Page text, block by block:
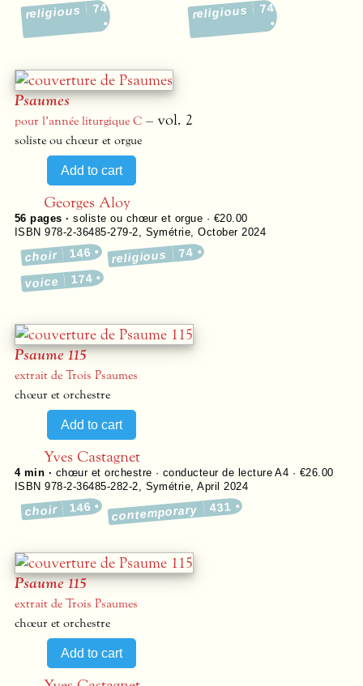
religious 74 religious 74
Psaumes
pour l’année liturgique C – vol. 2
soliste ou chœur et orgue
Georges Aloy
56 pages ·soliste ou chœur et orgue · €20.00
ISBN 978-2-36485-279-2
Symétrie ,October 2024
choir 146 religious 74
voice 174
Psaume 115
extrait de Trois Psaumes
chœur et orchestre
Yves Castagnet
4 min · chœur et orchestre · conducteur de lecture A4 · €26.00
ISBN 978-2-36485-282-2
Symétrie ,April 2024
choir 146 contemporary 431
Psaume 115
extrait de Trois Psaumes
chœur et orchestre